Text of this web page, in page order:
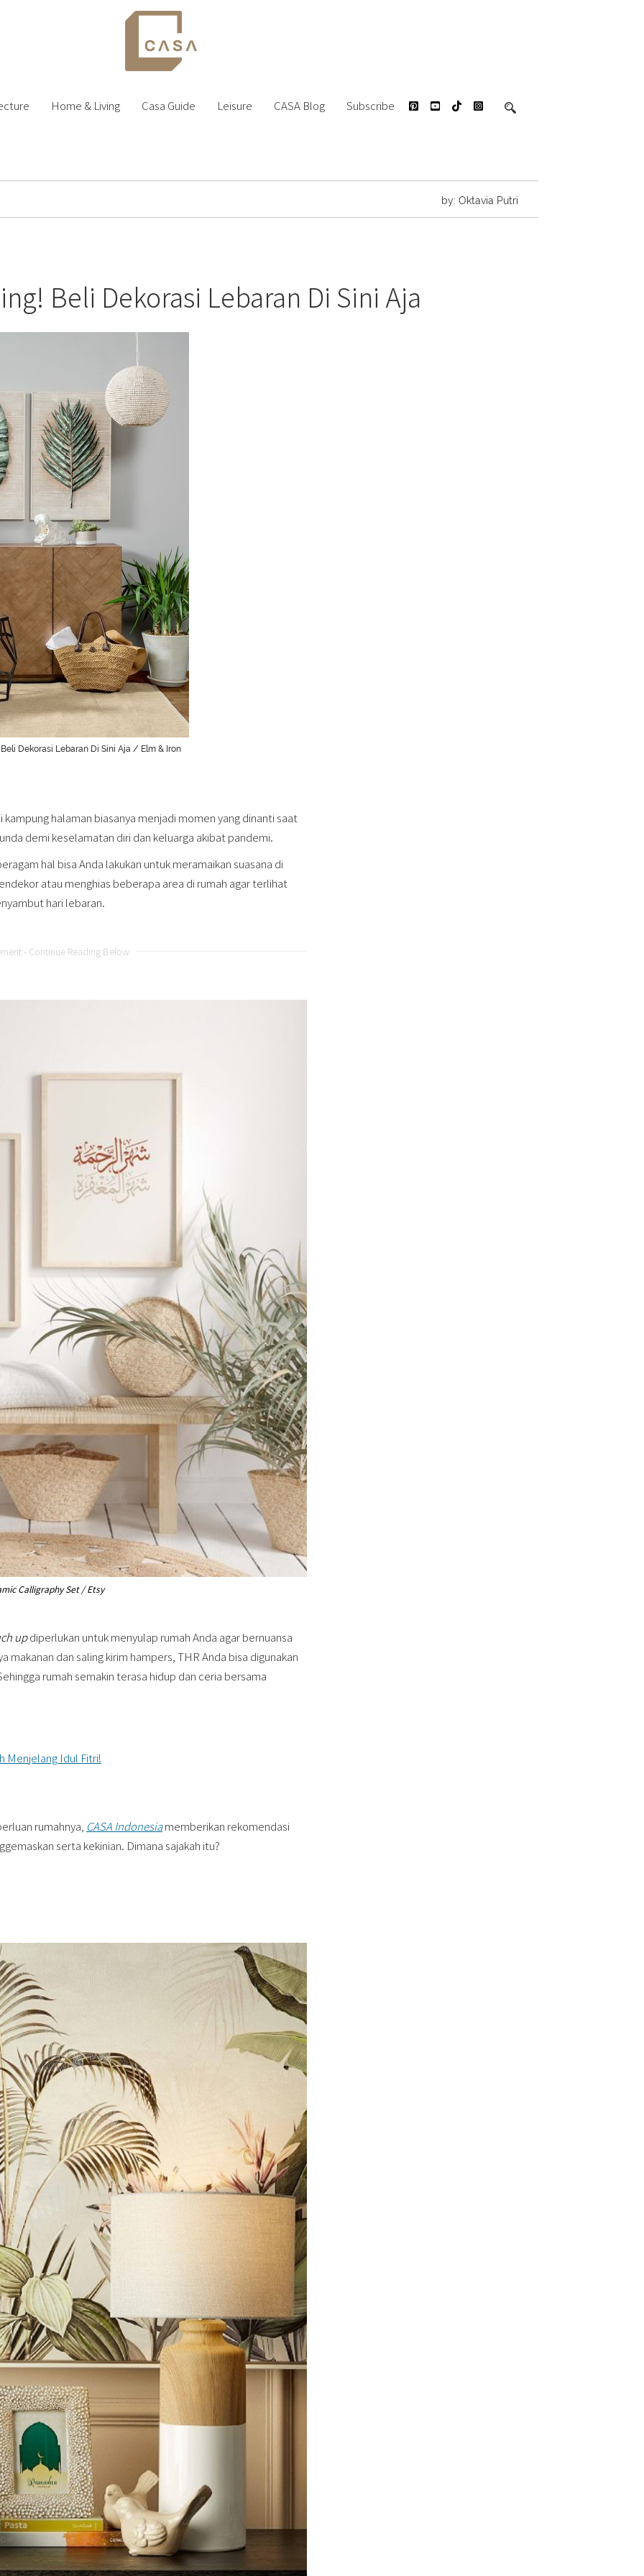
Home & Living Casa Guide Leisure CASA Blog Subscribe
by: Oktavia Putri
Beli Dekorasi Lebaran Di Sini Aja
Dekorasi Lebaran Di Sini Aja / Elm & Iron
halaman biasanya menjadi momen yang dinanti saat
demi keselamatan diri dan keluarga akibat pandemi.
hal bisa Anda lakukan untuk meramaikan suasana di
atau menghias beberapa area di rumah agar terlihat
hari lebaran.
- Continue Reading Below
Calligraphy Set / Etsy
updiperlukan untuk menyulap rumah Anda agar bernuansa
makanan dan saling kirim hampers, THR Anda bisa digunakan
rumah semakin terasa hidup dan ceria bersama
Menjelang Idul Fitri!
rumahnya, CASA Indonesiamemberikan rekomendasi
serta kekinian. Dimana sajakah itu?